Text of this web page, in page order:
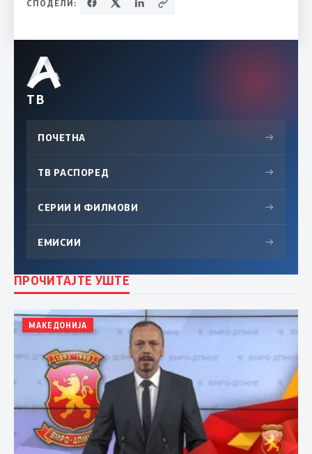
СПОДЕЛИ:
ТВ
ПОЧЕТНА →
ТВ РАСПОРЕД →
СЕРИИ И ФИЛМОВИ →
ЕМИСИИ →
ПРОЧИТАЈТЕ УШТЕ
МАКЕДОНИЈА